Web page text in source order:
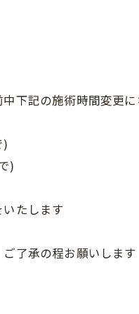
下記の施術時間変更
)
)
たします
了承の程お願いします